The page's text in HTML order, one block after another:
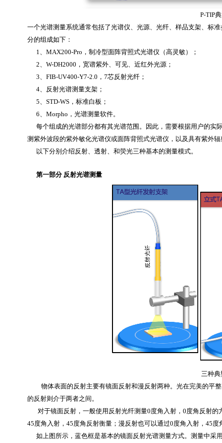
P-TIP
一个光谱测量系统通常包括了光谱仪、光源、光纤、样品支架、标
分的组成如下：
1、MAX200-Pro，制冷型面阵背照式光谱仪（高灵敏）；
2、W-DH2000，宽谱紫外、可见、近红外光源；
3、FIB-UV400-Y7-2.0，7芯反射光纤；
4、反射光谱测量支架；
5、STD-WS，标准白板；
6、Morpho，光谱测量软件。
每个组成的光谱部分都有其光谱范围。因此，需要根据用户的实
测紫外波段的紫外敏化光谱仪或面阵背照式光谱仪，以及具有紫外
以下分别介绍反射、透射、和荧光三种基本的测量模式。
第一部分 反射光谱测量
三种典
物体表面的反射主要有镜面反射和漫反射两种。光在完美的平
的反射则介于两者之间。
对于镜面反射，一般使用反射光纤测量0度角入射，0度角反射的
45度角入射，45度角反射衡量；漫反射也可以通过0度角入射，45
如上图所示，蓝色框是基本的镜面反射光谱测量方式。测量中采